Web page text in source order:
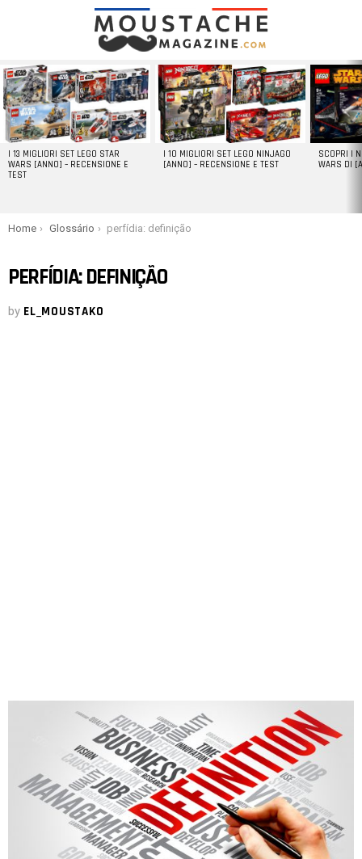
LATEST
STORIES
I 13 MIGLIORI SET LEGO STAR
WARS [ANNO] – RECENSIONE E
TEST
I 10 MIGLIORI SET LEGO NINJAGO
[ANNO] – RECENSIONE E TEST
SCOPRI I
WARS DI
You are here:
Home Glossário perfídia: definição
PERFÍDIA: DEFINIÇÃO
by EL_MOUSTAKO